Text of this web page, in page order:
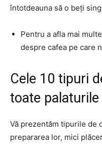
întotdeauna să o beți
Pentru a afla mai
despre cafea pe care
Cele 10 tipuri
toate palaturile
Vă prezentăm tipurile de
prepararea lor, mici